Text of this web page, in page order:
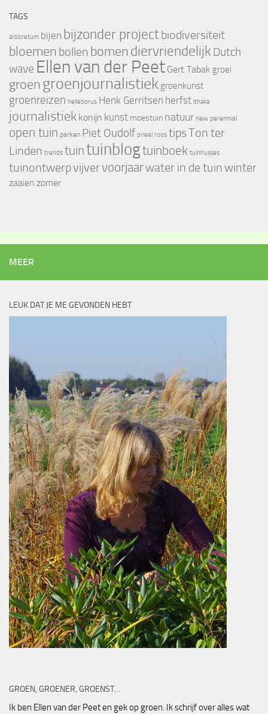
TAGS
arboretum bijen bijzonder projectbiodiversiteit
bloemen bollen bomendiervriendelijk Dutch
wave Ellen van der Peet Gert Tabak groei
groengroenjournalistiek groenkunst
groenreizen helleborus Henk Gerritsen herfst ithaka
journalistiek konijn kunst moestuin natuur new perennial
open tuin parken Piet Oudolf prieel roos tipsTon ter
Linden trends tuintuinblogtuinboek tuinhuisjes
tuinontwerpvijvervoorjaarwater in de tuinwinter
zaaien zomer
MEER
LEUK DAT JE ME GEVONDEN HEBT
GROEN, GROENER, GROENST…
Ik ben Ellen van der Peet en gek op groen. Ik schrijf over alles wat